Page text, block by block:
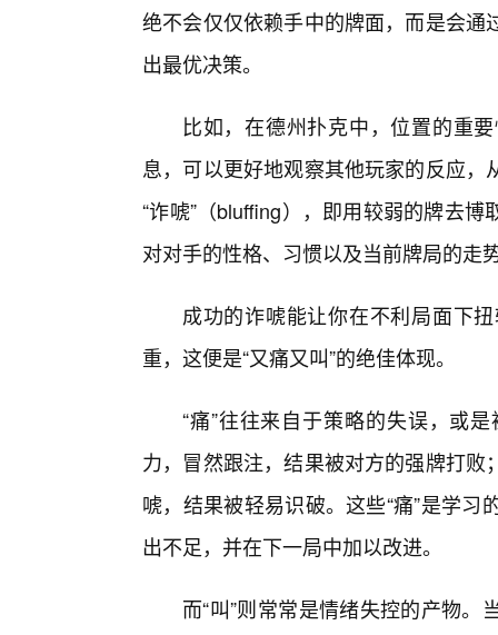
绝不会仅仅依赖手中的牌面，而是会
出最优决策。
比如，在德州扑克中，位置的重
息，可以更好地观察其他玩家的反应
“诈唬”（bluffing），即用较弱的牌去
对对手的性格、习惯以及当前牌局的走
成功的诈唬能让你在不利局面下
重，这便是“又痛又叫”的绝佳体现。
“痛”往往来自于策略的失误，或
力，冒然跟注，结果被对方的强牌打
唬，结果被轻易识破。这些“痛”是学
出不足，并在下一局中加以改进。
而“叫”则常常是情绪失控的产物